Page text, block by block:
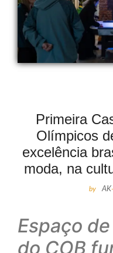
Primeira
Olímpicos
excelência
moda, na
by AK-
Espaço
do COB